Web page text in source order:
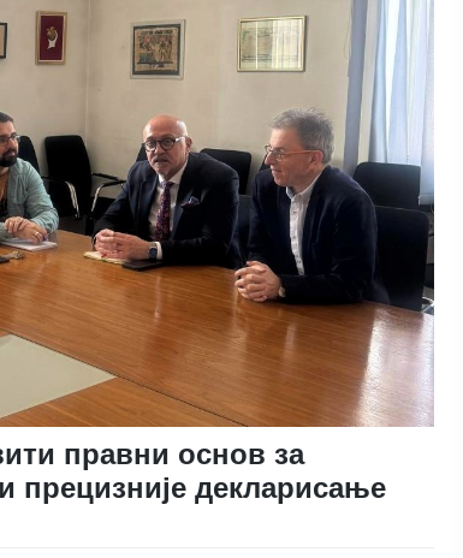
правни основ за
прецизније декларисање